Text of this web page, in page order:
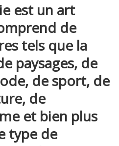
est un art
de
tels que la
paysages, de
de sport, de
de
et bien plus
type de